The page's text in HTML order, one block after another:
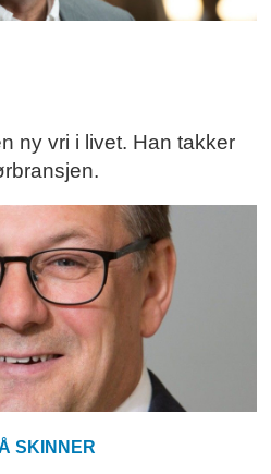
ny vri i livet. Han takker
SKINNER